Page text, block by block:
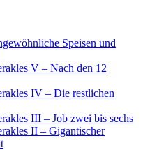
Speisen und
V – Nach den 12
IV – Die restlichen
III – Job zwei bis sechs
II – Gigantischer